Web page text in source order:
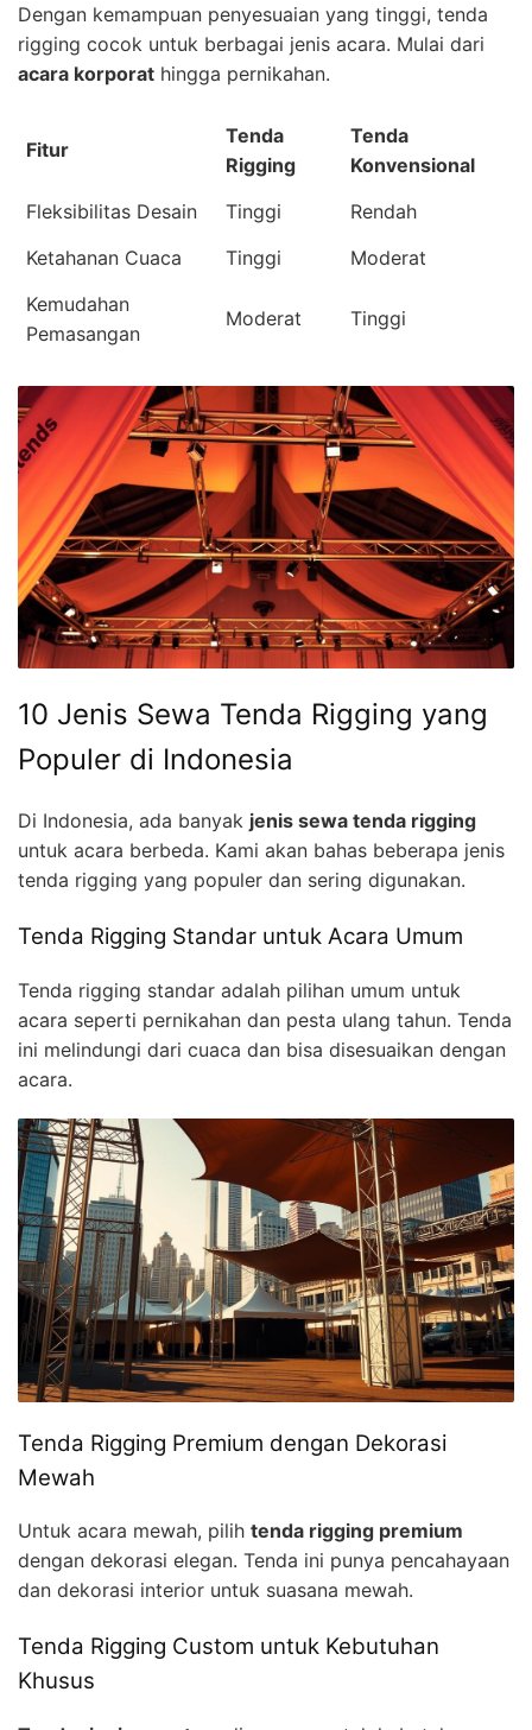
Dengan kemampuan penyesuaian yang tinggi, tenda
rigging cocok untuk berbagai jenis acara. Mulai dari
acara korporat hingga pernikahan.
Fitur
Tenda
Rigging
Tenda
Konvensional
Fleksibilitas Desain
Tinggi
Rendah
Ketahanan Cuaca
Tinggi
Moderat
Kemudahan
Pemasangan
Moderat Tinggi
10 Jenis Sewa Tenda Rigging yang
Populer di Indonesia
Di Indonesia, ada banyak jenis sewa tenda rigging
untuk acara berbeda. Kami akan bahas beberapa jenis
tenda rigging yang populer dan sering digunakan.
Tenda Rigging Standar untuk Acara Umum
Tenda rigging standar adalah pilihan umum untuk
acara seperti pernikahan dan pesta ulang tahun. Tenda
ini melindungi dari cuaca dan bisa disesuaikan dengan
acara.
Tenda Rigging Premium dengan Dekorasi
Mewah
Untuk acara mewah, pilih tenda rigging premium
dengan dekorasi elegan. Tenda ini punya pencahayaan
dan dekorasi interior untuk suasana mewah.
Tenda Rigging Custom untuk Kebutuhan
Khusus